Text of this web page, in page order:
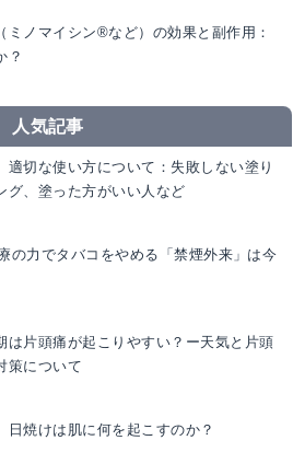
ミノマイシン®など）の効果と副作用：
？
人気記事
適切な使い方について：失敗しない塗り
グ、塗った方がいい人など
の力でタバコをやめる「禁煙外来」は今
は片頭痛が起こりやすい？ー天気と片頭
策について
日焼けは肌に何を起こすのか？